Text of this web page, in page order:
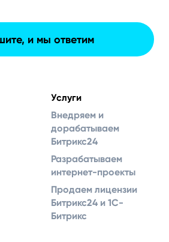
и мы ответим
Услуги
Внедряем и
дорабатываем
Битрикс24
Разрабатываем
интернет-проекты
Продаем лицензии
Битрикс24 и 1С-
Битрикс